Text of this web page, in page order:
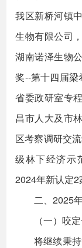
我区新桥河镇
生物有限公司
湖南诺泽生物
奖--第十四届梁
省委政研室专
昌市人大及市
区考察调研交
级林下经济示
2024年新认定2
二、2025年
（一）咬定
将继续秉持“